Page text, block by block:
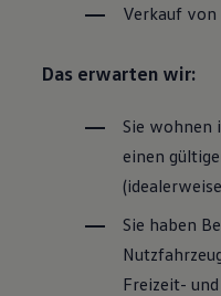
Verkauf von
Das erwarten wir:
Sie wohnen
einen
Sie haben
Freizeit-